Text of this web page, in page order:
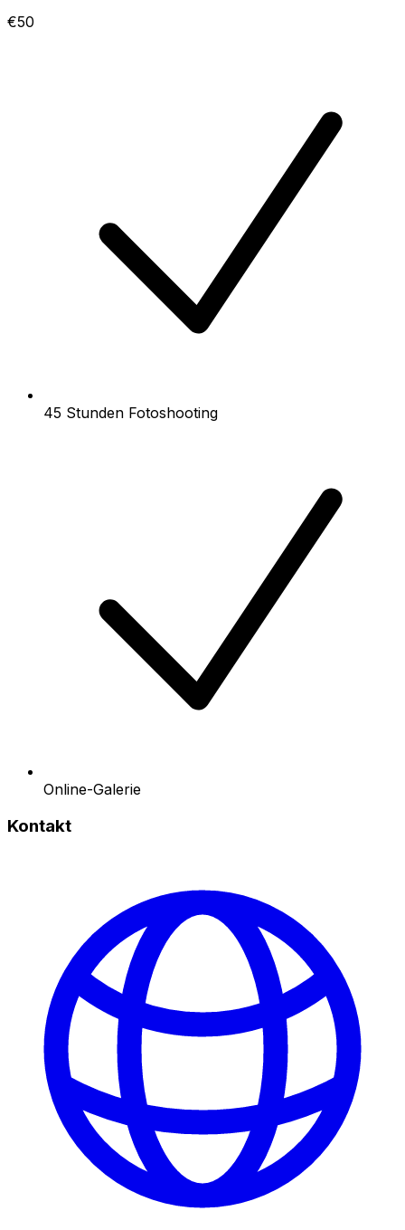
€50
45 Stunden Fotoshooting
Online-Galerie
Kontakt